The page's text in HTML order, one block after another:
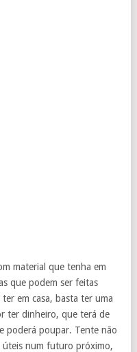
material que tenha em
que podem ser feitas
em casa, basta ter uma
ter dinheiro, que terá de
poderá poupar. Tente não
úteis num futuro próximo,